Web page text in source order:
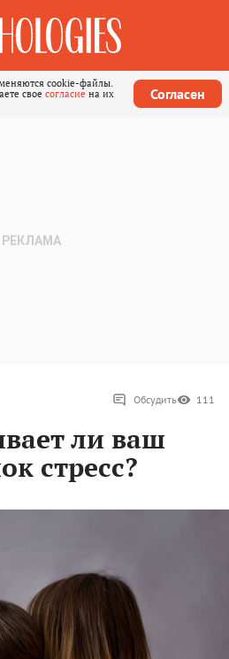
cookie-файлы.
свое согласие на их
Согласен
Обсудить 111
ли ваш
стресс?